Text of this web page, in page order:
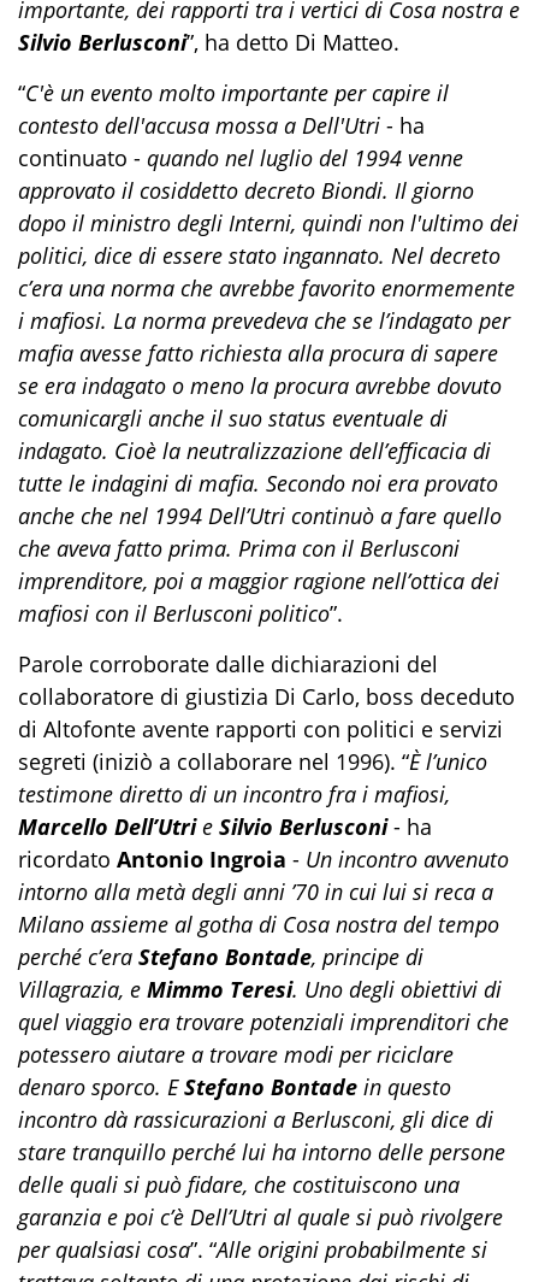
importante, dei rapporti tra i vertici di Cosa nostra e
Silvio Berlusconi”, ha detto Di Matteo.
“C'è un evento molto importante per capire il
contesto dell'accusa mossa a Dell'Utri - ha
continuato - quando nel luglio del 1994 venne
approvato il cosiddetto decreto Biondi. Il giorno
dopo il ministro degli Interni, quindi non l'ultimo dei
politici, dice di essere stato ingannato. Nel decreto
c’era una norma che avrebbe favorito enormemente
i mafiosi. La norma prevedeva che se l’indagato per
mafia avesse fatto richiesta alla procura di sapere
se era indagato o meno la procura avrebbe dovuto
comunicargli anche il suo status eventuale di
indagato. Cioè la neutralizzazione dell’efficacia di
tutte le indagini di mafia. Secondo noi era provato
anche che nel 1994 Dell’Utri continuò a fare quello
che aveva fatto prima. Prima con il Berlusconi
imprenditore, poi a maggior ragione nell’ottica dei
mafiosi con il Berlusconi politico”.
Parole corroborate dalle dichiarazioni del
collaboratore di giustizia Di Carlo, boss deceduto
di Altofonte avente rapporti con politici e servizi
segreti (iniziò a collaborare nel 1996). “È l’unico
testimone diretto di un incontro fra i mafiosi,
Marcello Dell’Utrie Silvio Berlusconi - ha
ricordato Antonio Ingroia - Un incontro avvenuto
intorno alla metà degli anni ’70 in cui lui si reca a
Milano assieme al gotha di Cosa nostra del tempo
perché c’era Stefano Bontade, principe di
Villagrazia, e Mimmo Teresi. Uno degli obiettivi di
quel viaggio era trovare potenziali imprenditori che
potessero aiutare a trovare modi per riciclare
denaro sporco. EStefano Bontade in questo
incontro dà rassicurazioni a Berlusconi, gli dice di
stare tranquillo perché lui ha intorno delle persone
delle quali si può fidare, che costituiscono una
garanzia e poi c’è Dell’Utri al quale si può rivolgere
per qualsiasi cosa”. “Alle origini probabilmente si